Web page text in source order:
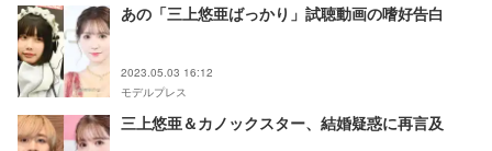
あの「三上悠亜ばっかり」試聴動画の嗜好告白
2023.05.03 16:12
モデルプレス
三上悠亜＆カノックスター、結婚疑惑に再言及